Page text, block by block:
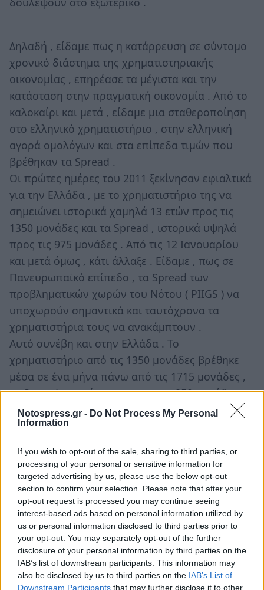
Notospress.gr - Do Not Process My Personal
Information
If you wish to opt-out of the sale, sharing to third parties, or
processing of your personal or sensitive information for
targeted advertising by us, please use the below opt-out
section to confirm your selection. Please note that after your
opt-out request is processed you may continue seeing
interest-based ads based on personal information utilized by
us or personal information disclosed to third parties prior to
your opt-out. You may separately opt-out of the further
disclosure of your personal information by third parties on the
IAB’s list of downstream participants. This information may
also be disclosed by us to third parties on the IAB’s List of
Downstream Participants that may further disclose it to other
Δηλαδή , είδαμε πως η κατάρρευση σε σύντομο
χρονικό διάστημα της χρηματιστηριακής
οικονομίας , επηρέασε τα μέγιστα και την
κατάσταση στην πραγματική οικονομία . Από το
καλοκαίρι και μετά , είδαμε μια σταθεροποίηση
στο ελληνικό χρηματιστήριο , στην ελληνική
αγορά ομολόγων και στα επίπεδα τιμών που
βρέθηκαν τα Spread .
Οι πρώτες ημέρες του 2011 ξεκίνησαν εφιαλτικά
για την Ελλάδα , με το χρηματιστήριο της να
σημειώνει ιστορικά χαμηλά 13 ετών προς τις
1350 μονάδες και τα Spread , ιστορικά υψηλά
προς τις 975 μονάδες . Από τις 12 Ιανουαρίου
και μετά όμως , κάτι άλλαξε . Είδαμε , πως σε
Πανευρωπαϊκό επίπεδο , τα Spread των
προβληματικών χωρών του Νότου ( PIIGS ) να
υποχωρούν σημαντικά και ταυτόχρονα τα
χρηματιστήρια τους να ανακάμπτουν .
Αυτό συνέβη και στην Ελλάδα . Το
χρηματιστήριο από τις 1350 μονάδες βρέθηκε
μέσα σε ένα μήνα πάνω από τις 1715 μονάδες ,
τα Spread υποχώρησαν προς τις 850 μονάδες ,
είχαμε για πρώτη φορά διεθνείς επενδυτικούς
οίκους να δημοσιεύουν θετικές εκθέσεις για
ήρθε και έδεσε με την φιλική πρόταση εξαγοράς
της Εθνικής προς την ΑΛΦΑ , με στόχο την
σταθεροποίηση του τραπεζικού συστήματος και
την ενεργοποίηση της ελληνικής οικονομίας .